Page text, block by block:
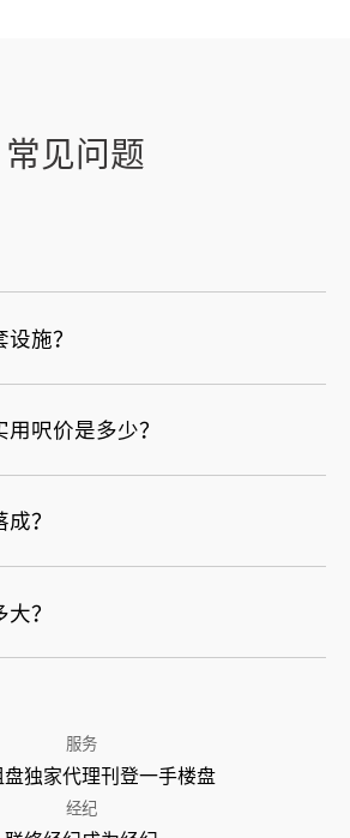
常见问题
施？
呎价是多少？
？
？
服务
盘独家代理刊登一手楼盘
经纪